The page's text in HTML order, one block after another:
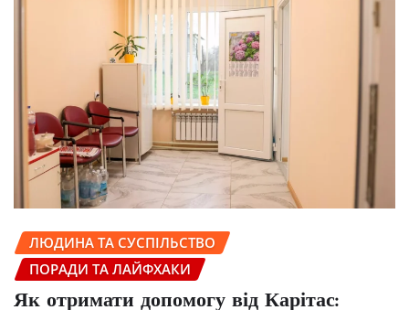
ЛЮДИНА ТА СУСПІЛЬСТВО
ПОРАДИ ТА ЛАЙФХАКИ
Як отримати допомогу від Карітас: